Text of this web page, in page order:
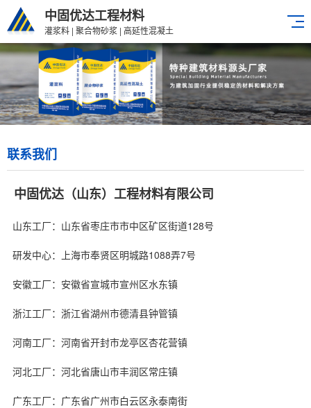
中固优达工程材料
灌浆料 | 聚合物砂浆 | 高延性混凝土
联系我们
中固优达（山东）工程材料有限公司
山东工厂：山东省枣庄市市中区矿区街道128号
研发中心：上海市奉贤区明城路1088弄7号
安徽工厂：安徽省宣城市宣州区水东镇
浙江工厂：浙江省湖州市德清县钟管镇
河南工厂：河南省开封市龙亭区杏花营镇
河北工厂：河北省唐山市丰润区常庄镇
广东工厂：广东省广州市白云区永泰南街